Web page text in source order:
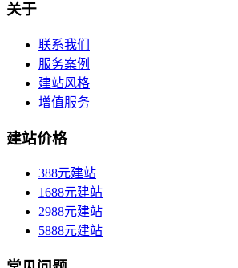
关于
联系我们
服务案例
建站风格
增值服务
建站价格
388元建站
1688元建站
2988元建站
5888元建站